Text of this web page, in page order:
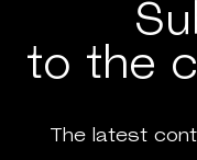
to the
The latest